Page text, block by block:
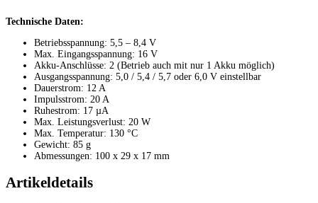
Technische Daten:
Betriebsspannung: 5,5 – 8,4 V
Max. Eingangsspannung: 16 V
Akku-Anschlüsse: 2 (Betrieb auch mit nur 1 Akku möglich)
Ausgangsspannung: 5,0 / 5,4 / 5,7 oder 6,0 V einstellbar
Dauerstrom: 12 A
Impulsstrom: 20 A
Ruhestrom: 17 µA
Max. Leistungsverlust: 20 W
Max. Temperatur: 130 °C
Gewicht: 85 g
Abmessungen: 100 x 29 x 17 mm
Artikeldetails